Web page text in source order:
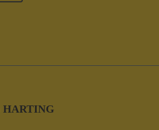
HARTING